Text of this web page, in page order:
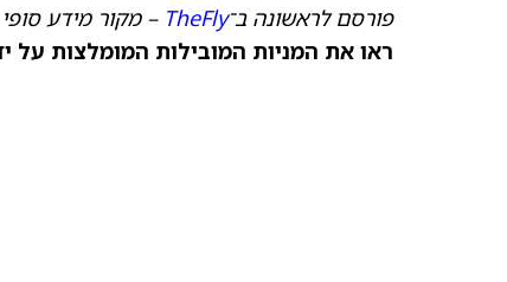
פורסם לראשונה ב־TheFly – מקור מידע
ראו את המניות המובילות המומלצות על